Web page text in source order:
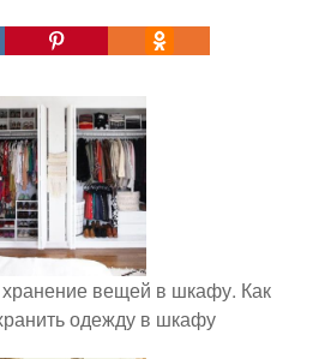
хранение вещей в шкафу. Как
одежду в шкафу